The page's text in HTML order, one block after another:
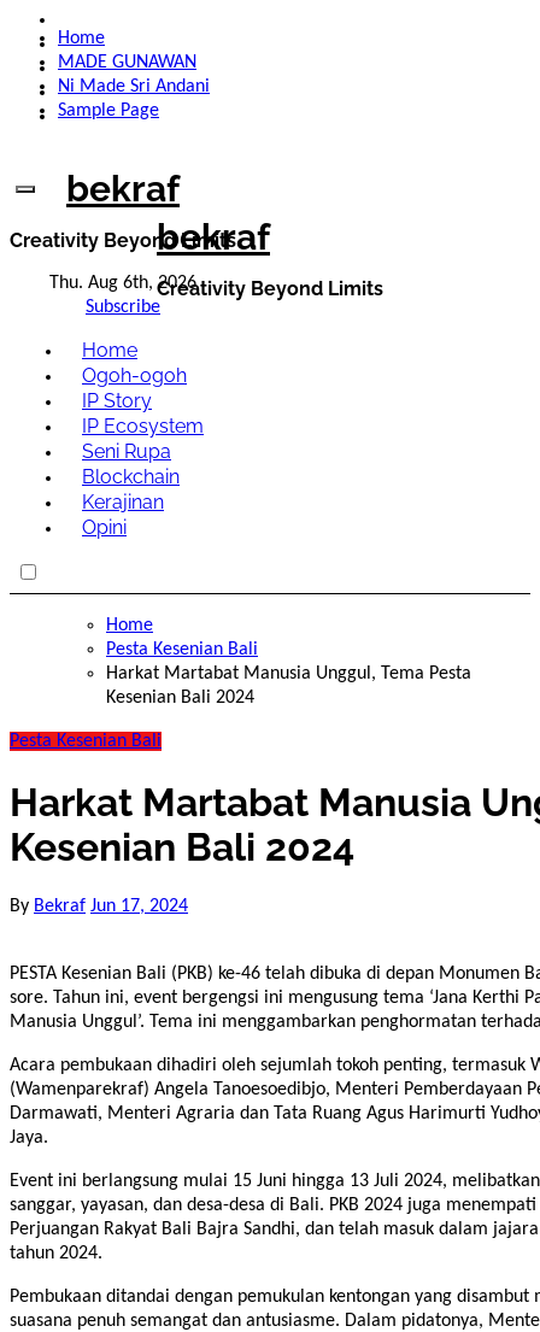
content
Home
MADE GUNAWAN
Ni Made Sri Andani
Sample Page
bekraf
Creativity Beyond Limits
Thu. Aug 6th, 2026
Subscribe
bekraf
Creativity Beyond Limits
Home
Ogoh-ogoh
IP Story
IP Ecosystem
Seni Rupa
Blockchain
Kerajinan
Opini
Home
Pesta Kesenian Bali
Harkat Martabat Manusia Unggul, Tema Pesta
Kesenian Bali 2024
Pesta Kesenian Bali
Harkat Martabat Manusia
Kesenian Bali 2024
By Bekraf Jun 17, 2024
PESTA Kesenian Bali (PKB) ke-46 telah dibuka di depan Monumen Bajra Sandhi Renon, Denpasar, pada Sabtu (15/6/2024)
sore. Tahun ini, event bergengsi ini mengusung tema ‘Jana Kerthi
Manusia Unggul’. Tema ini menggambarkan penghormatan
Acara pembukaan dihadiri oleh sejumlah tokoh penting, termasuk
(Wamenparekraf) Angela Tanoesoedibjo, Menteri Pemberdayaan
Darmawati, Menteri Agraria dan Tata Ruang Agus Harimurti
Jaya.
Event ini berlangsung mulai 15 Juni hingga 13 Juli 2024,
sanggar, yayasan, dan desa-desa di Bali. PKB 2024 juga
Perjuangan Rakyat Bali Bajra Sandhi, dan telah masuk dalam
tahun 2024.
Pembukaan ditandai dengan pemukulan kentongan yang
suasana penuh semangat dan antusiasme. Dalam pidatonya,